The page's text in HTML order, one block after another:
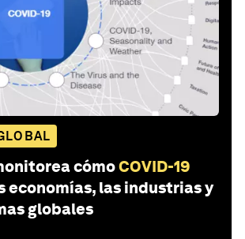
cómoCOVID-19
economías, las industrias y
globales